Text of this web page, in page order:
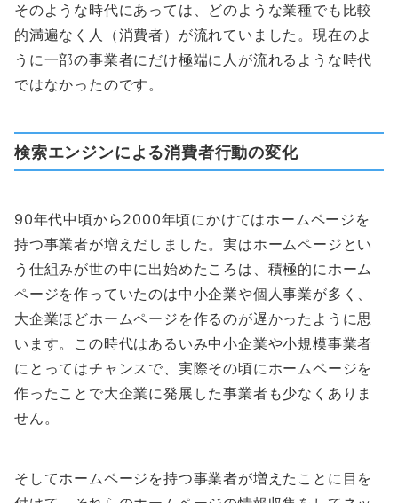
そのような時代にあっては、どのような業種でも比較
的満遍なく人（消費者）が流れていました。現在のよ
うに一部の事業者にだけ極端に人が流れるような時代
ではなかったのです。
検索エンジンによる消費者行動の変化
90年代中頃から2000年頃にかけてはホームページを
持つ事業者が増えだしました。実はホームページとい
う仕組みが世の中に出始めたころは、積極的にホーム
ページを作っていたのは中小企業や個人事業が多く、
大企業ほどホームページを作るのが遅かったように思
います。この時代はあるいみ中小企業や小規模事業者
にとってはチャンスで、実際その頃にホームページを
作ったことで大企業に発展した事業者も少なくありま
せん。
そしてホームページを持つ事業者が増えたことに目を